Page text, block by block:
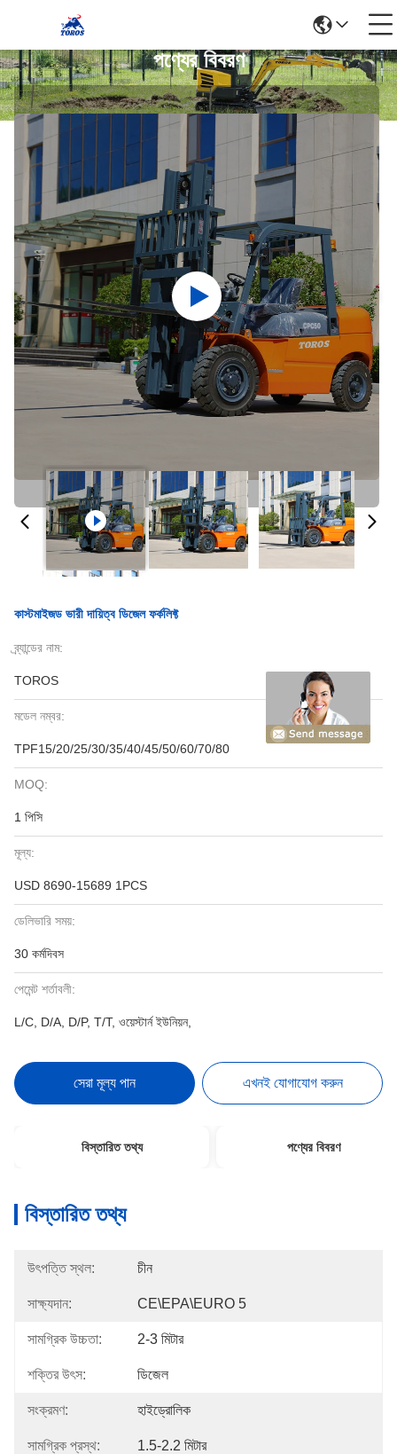
পণ্যের বিবরণ
কাস্টমাইজড ভারী দায়িত্ব ডিজেল ফর্কলিফ্ট
ব্র্যান্ডের নাম:
TOROS
মডেল নম্বর:
TPF15/20/25/30/35/40/45/50/60/70/80
MOQ:
1 পিসি
মূল্য:
USD 8690-15689 1PCS
ডেলিভারি সময়:
30 কর্মদিবস
পেমেন্ট শর্তাবলী:
L/C, D/A, D/P, T/T, ওয়েস্টার্ন ইউনিয়ন,
সেরা মূল্য পান এখনই যোগাযোগ করুন
বিস্তারিত তথ্য পণ্যের বিবরণ
বিস্তারিত তথ্য
উৎপত্তি স্থল: চীন
সাক্ষ্যদান: CE\EPA\EURO 5
সামগ্রিক উচ্চতা: 2-3 মিটার
শক্তির উৎস: ডিজেল
সংক্রমণ: হাইড্রোলিক
সামগ্রিক প্রস্থ: 1.5-2.2 মিটার